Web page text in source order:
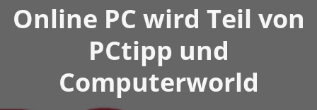
Online PC wird Teil von
PCtipp und
Computerworld